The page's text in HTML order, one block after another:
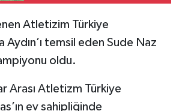
Atletizim Türkiye
Aydın’ı temsil eden Sude Naz
oldu.
Arası Atletizm Türkiye
ev sahipliğinde